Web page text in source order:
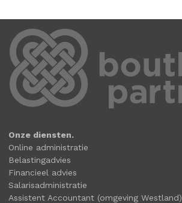
Onze diensten.
Online administratie
Belastingadvies
Financieel advies
Salarisadministratie
Assistent Accountant (omgeving Westland)